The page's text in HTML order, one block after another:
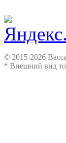
© 2015-2026
* Внешний вид